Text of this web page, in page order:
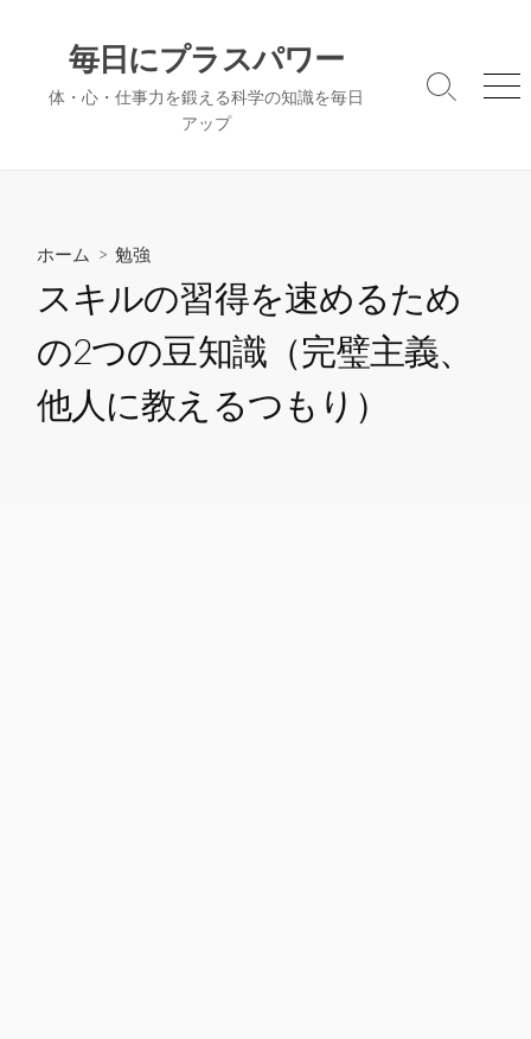
毎日にプラスパワー
体・心・仕事力を鍛える科学の知識を毎日
アップ
検
メ
ホーム > 勉強
スキルの習得を速めるため
の2つの豆知識（完璧主義、
他人に教えるつもり）